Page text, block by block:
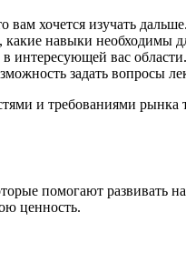
хочется изучать дальше.
навыки необходимы
интересующей вас области.
задать вопросы
и требованиями рынка
помогают развивать
ценность.